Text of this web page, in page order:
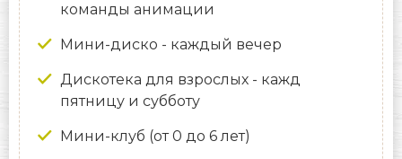
команды анимации
Мини-диско - каждый вечер
Дискотека для взрослых - кажд
пятницу и субботу
Мини-клуб (от 0 до 6 лет)